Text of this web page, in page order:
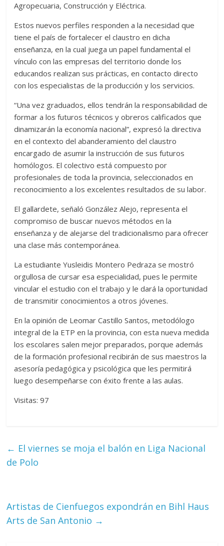
Agropecuaria, Construcción y Eléctrica.
Estos nuevos perfiles responden a la necesidad que
tiene el país de fortalecer el claustro en dicha
enseñanza, en la cual juega un papel fundamental el
vínculo con las empresas del territorio donde los
educandos realizan sus prácticas, en contacto directo
con los especialistas de la producción y los servicios.
“Una vez graduados, ellos tendrán la responsabilidad de
formar a los futuros técnicos y obreros calificados que
dinamizarán la economía nacional”, expresó la directiva
en el contexto del abanderamiento del claustro
encargado de asumir la instrucción de sus futuros
homólogos. El colectivo está compuesto por
profesionales de toda la provincia, seleccionados en
reconocimiento a los excelentes resultados de su labor.
El gallardete, señaló González Alejo, representa el
compromiso de buscar nuevos métodos en la
enseñanza y de alejarse del tradicionalismo para ofrecer
una clase más contemporánea.
La estudiante Yusleidis Montero Pedraza se mostró
orgullosa de cursar esa especialidad, pues le permite
vincular el estudio con el trabajo y le dará la oportunidad
de transmitir conocimientos a otros jóvenes.
En la opinión de Leomar Castillo Santos, metodólogo
integral de la ETP en la provincia, con esta nueva medida
los escolares salen mejor preparados, porque además
de la formación profesional recibirán de sus maestros la
asesoría pedagógica y psicológica que les permitirá
luego desempeñarse con éxito frente a las aulas.
Visitas: 97
← El viernes se moja el balón en Liga Nacional
de Polo
Artistas de Cienfuegos expondrán en Bihl Haus
Arts de San Antonio →